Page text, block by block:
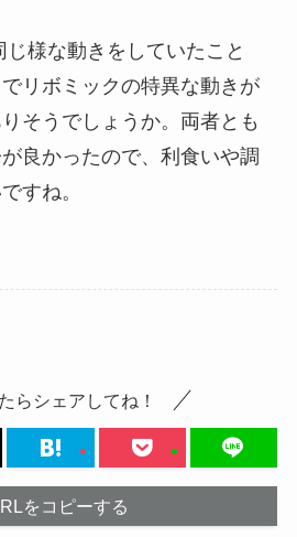
様な動きをしていたこと
リボミックの特異な動きが
そうでしょうか。両者とも
良かったので、利食いや調
すね。
らシェアしてね！
をコピーする